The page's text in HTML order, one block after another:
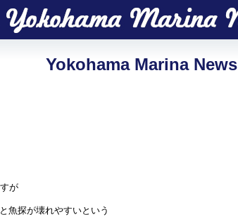
Yokohama Marina News
が
魚探が壊れやすいという